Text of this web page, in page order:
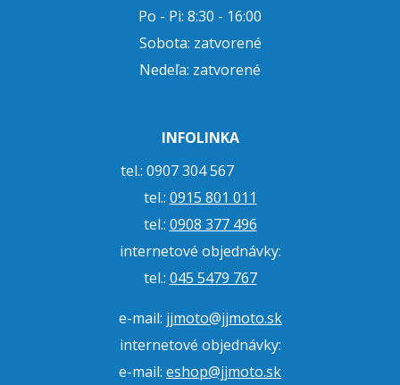
Po - Pi: 8:30 - 16:00
Sobota: zatvorené
Nedeľa: zatvorené
INFOLINKA
tel.: 0907 304 567
tel.: 0915 801 011
tel.: 0908 377 496
internetové objednávky:
tel.: 045 5479 767
e-mail: jjmoto@jjmoto.sk
internetové objednávky:
e-mail: eshop@jjmoto.sk